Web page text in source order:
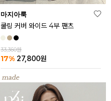
마지아룩
쿨링 커버 와이드 4부 팬츠
33,360원
17% 27,800원